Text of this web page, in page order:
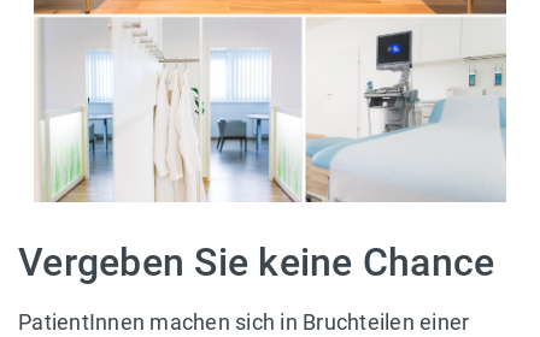
Vergeben Sie keine Chance
PatientInnen machen sich in Bruchteilen einer